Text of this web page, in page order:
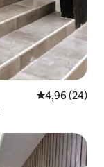
4,96 de uma
4,96 (24)